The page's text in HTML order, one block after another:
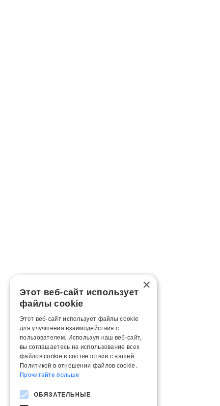
×
Этот веб-сайт использует
файлы cookie
Этот веб-сайт использует файлы cookie
для улучшения взаимодействия с
пользователем. Используя наш веб-сайт,
вы соглашаетесь на использование всех
файлов cookie в соответствии с нашей
Политикой в ​​отношении файлов cookie.
Прочитайте больше
ОБЯЗАТЕЛЬНЫЕ